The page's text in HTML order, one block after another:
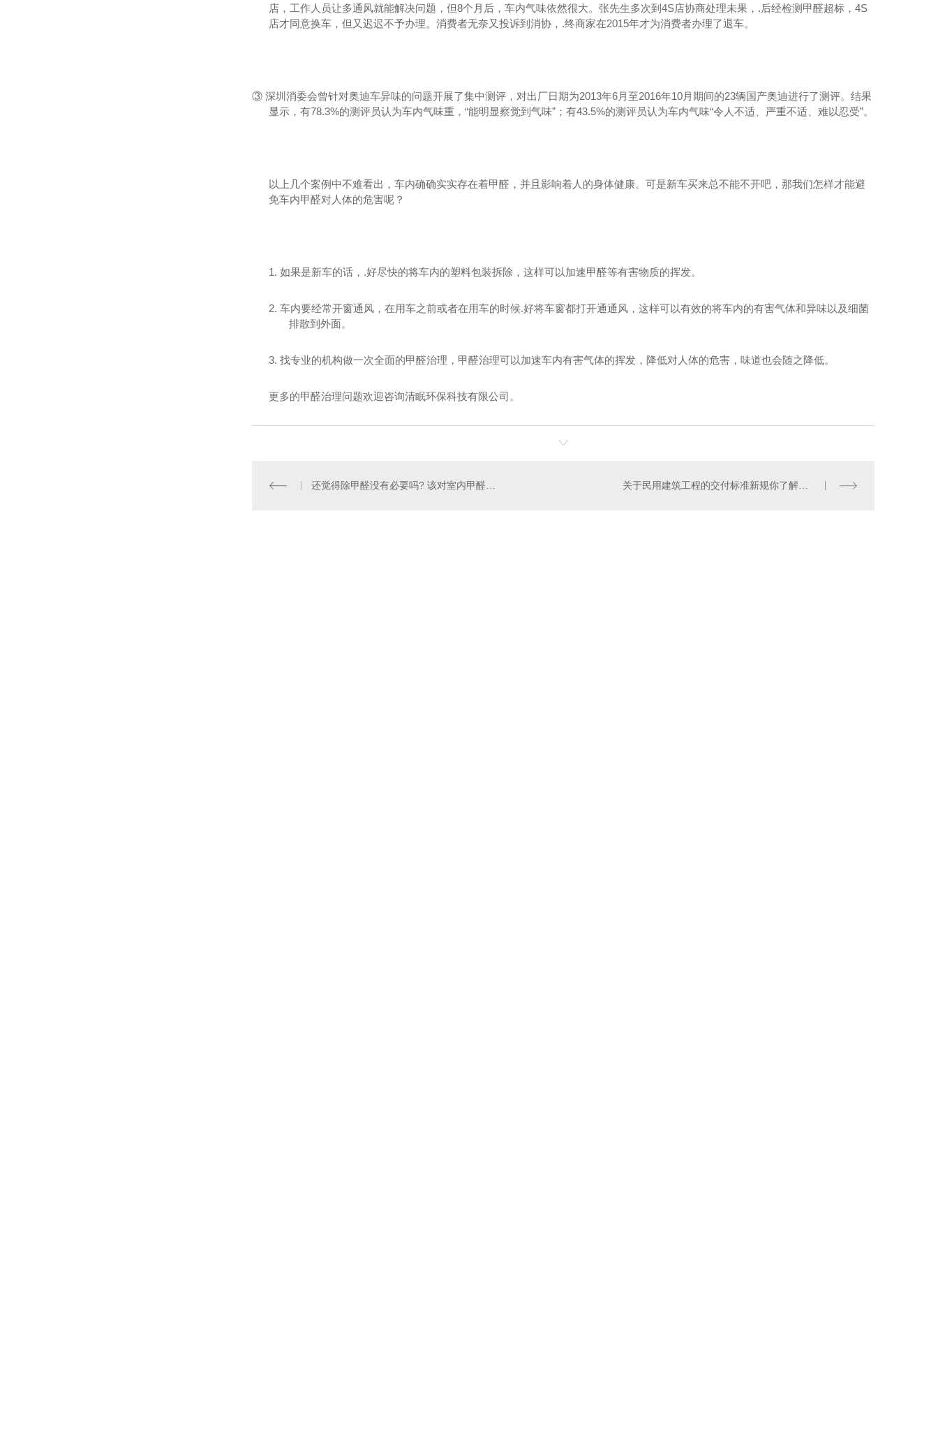
店，工作人员让多通风就能解决问题，但8个月后，车内气味依然很大。张先生多次到4S店协商处理未果，.后经检测甲醛超标，4S
店才同意换车，但又迟迟不予办理。消费者无奈又投诉到消协，.终商家在2015年才为消费者办理了退车。
③深圳消委会曾针对奥迪车异味的问题开展了集中测评，对出厂日期为2013年6月至2016年10月期间的23辆国产奥迪进行了测评。结果
显示，有78.3%的测评员认为车内气味重，“能明显察觉到气味”；有43.5%的测评员认为车内气味“令人不适、严重不适、难以忍受”。
以上几个案例中不难看出，车内确确实实存在着甲醛，并且影响着人的身体健康。可是新车买来总不能不开吧，那我们怎样才能避
免车内甲醛对人体的危害呢？
1.如果是新车的话，.好尽快的将车内的塑料包装拆除，这样可以加速甲醛等有害物质的挥发。
2.车内要经常开窗通风，在用车之前或者在用车的时候.好将车窗都打开通通风，这样可以有效的将车内的有害气体和异味以及细菌
排散到外面。
3. 找专业的机构做一次全面的甲醛治理，甲醛治理可以加速车内有害气体的挥发，降低对人体的危害，味道也会随之降低。
更多的甲醛治理问题欢迎咨询清眠环保科技有限公司。
还觉得除甲醛没有必要吗? 该对室内甲醛引起重视了！ 关于民用建筑工程的交付标准新规你了解吗？